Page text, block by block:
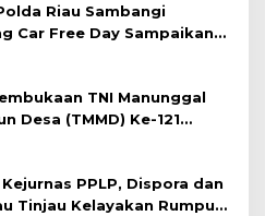
Memelihara dan Menjaga
Riau Sambangi
Car Free Day Sampaikan
Kamtibmas &
TNI Manunggal
Desa (TMMD) Ke-121
KPR Tahun 2024) ?
PPLP, Dispora dan
Tinjau Kelayakan Rumput